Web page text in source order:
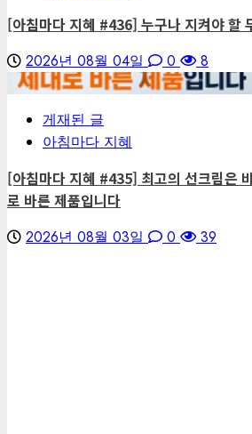
[아침마다 지혜 #436] 누구나 지켜야 할
2026년 08월 04일 0
8
게재된 글
아침마다 지혜
[아침마다 지혜 #435] 최고의 선크림은
로 바른 제품입니다
2026년 08월 03일 0 39